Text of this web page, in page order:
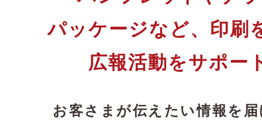
パッケージなど、 印刷
広報活動をサポー
お客さまが伝えたい情報を